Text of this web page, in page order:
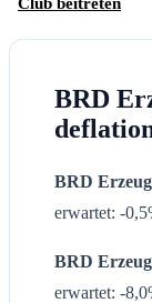
BRD
BRD
erwartet: -
BRD
erwartet: -